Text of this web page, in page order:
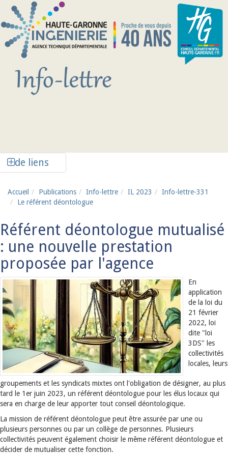
Aller au contenu principal
de liens
Accueil Publications Info-lettre IL 2023
Info-lettre-331
Le référent déontologue
Référent déontologue mutualisé
: une nouvelle prestation
proposée par l'agence
En
application
de la loi du
21 février
2022, loi
dite "loi
3DS" les
collectivités
locales, leurs
groupements et les syndicats mixtes ont l'obligation de désigner, au plus
tard le 1er juin 2023, un référent déontologue pour les élus locaux qui
sera en charge de leur apporter tout conseil déontologique.
La mission de référent déontologue peut être assurée par une ou
plusieurs personnes ou par un collège de personnes. Plusieurs
collectivités peuvent également choisir le même référent déontologue et
décider de mutualiser cette fonction.